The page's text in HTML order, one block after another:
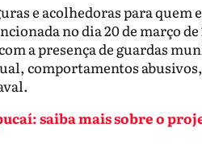
e acolhedoras para quem
no dia 20 de março
a presença de guardas
comportamentos
saiba mais sobre o